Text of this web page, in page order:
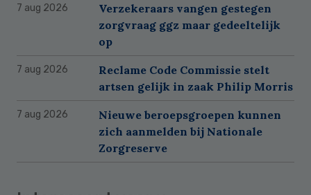
7 aug 2026
Verzekeraars vangen gestegen
zorgvraag ggz maar gedeeltelijk
op
7 aug 2026
Reclame Code Commissie stelt
artsen gelijk in zaak Philip Morris
7 aug 2026
Nieuwe beroepsgroepen kunnen
zich aanmelden bij Nationale
Zorgreserve